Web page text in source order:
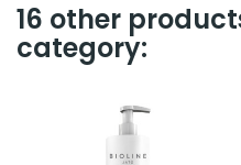
16 other
category: